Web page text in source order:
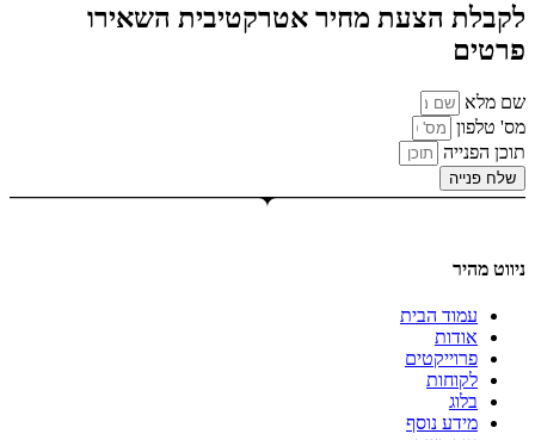
לקבלת הצעת מחיר אטרקטיבית השאירו
פרטים
שם מלא
מס' טלפון
תוכן הפנייה
שלח פנייה
ניווט מהיר
עמוד הבית
אודות
פרוייקטים
לקוחות
בלוג
מידע נוסף